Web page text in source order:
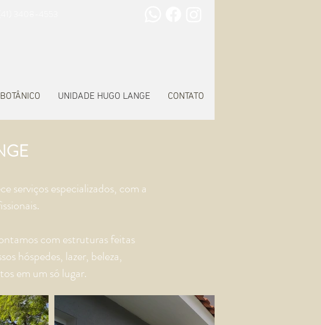
UNIDADE HUGO LANGE CONTATO
serviços especializados, com a
com estruturas feitas
hóspedes, lazer, beleza,
em um só lugar.